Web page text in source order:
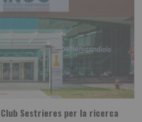
Sestrieres per la ricerca